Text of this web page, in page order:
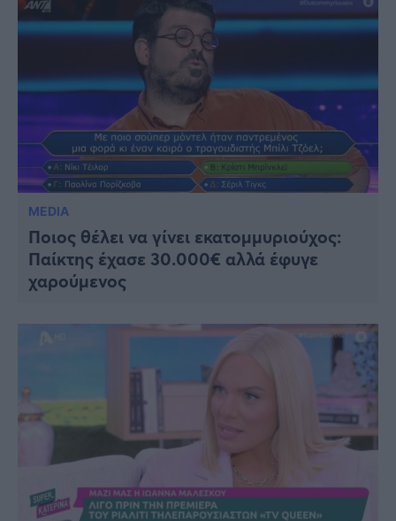
MEDIA
Ποιος θέλει να γίνει εκατομμυριούχος:
Παίκτης έχασε 30.000€ αλλά έφυγε
χαρούμενος